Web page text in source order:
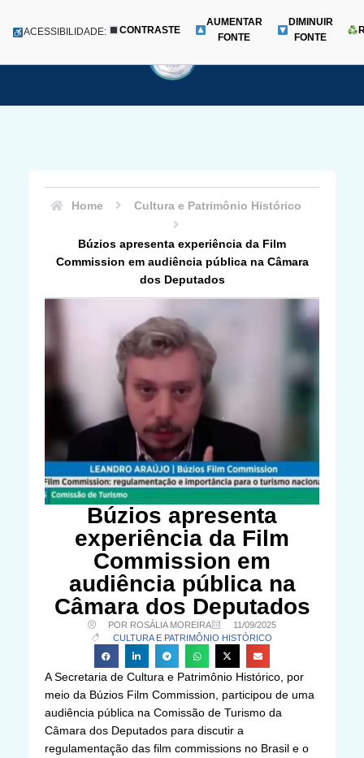
para
Menu
ACESSIBILIDADE: CONTRASTE
AUMENTAR
FONTE
DIMINUIR
FONTE
Home Cultura e Patrimônio Histórico
Búzios apresenta experiência da Film
Commission em audiência pública na Câmara
dos Deputados
Búzios apresenta
experiência da Film
Commission em
audiência pública na
Câmara dos Deputados
POR ROSÁLIA MOREIRA
11/09/2025
CULTURA E PATRIMÔNIO HISTÓRICO
A Secretaria de Cultura e Patrimônio Histórico, por
meio da Búzios Film Commission, participou de uma
audiência pública na Comissão de Turismo da
Câmara dos Deputados para discutir a
regulamentação das film commissions no Brasil e o